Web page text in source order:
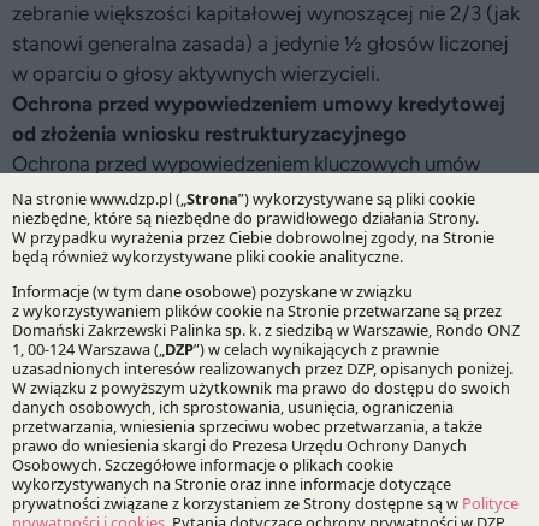
zebranie większości kapitałowej wynoszącej nie 2/3 (jak
stanowi generalna zasada) a jedynie ½ głosów liczonej
w oparciu o głosy aktywnych wierzycieli.
Ochrona przed wypowiedzeniem umowy kredytowej
od złożenia wniosku restrukturyzacyjnego
Ochrona przed wypowiedzeniem kluczowych umów
zawartych przez dłużnika zacznie się już w chwili
publikacji obwieszczenia w KRZ o wpisie do repertorium
wniosku restrukturyzacyjnego. Oznacza to m.in., że banki
nie będą mogły wypowiadać umów kredytowych
w okresie między złożeniem a rozpoznaniem wniosku
restrukturyzacyjnego.
Zmiany w popularnym „PZU“ i układzie częściowym
Postępowanie o zatwierdzenie układu prowadzone
z obwieszczeniem o ustaleniu dnia układowego,
wszczynane na podstawie umowy z doradcą
restrukturyzacyjnym to dziś najpopularniejsza forma